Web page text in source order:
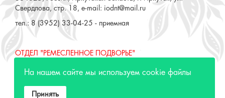
Свердлова, стр. 18, e-mail: iodnt@mail.ru
тел.: 8 (3952) 33-04-25 - приемная
ОТДЕЛ "РЕМЕСЛЕННОЕ ПОДВОРЬЕ"
664025, Россия, Иркутская область, г. Иркутск, ул. 3 июля,
тел.: 8 (3952) 48-71-30
На нашем сайте мы используем cookie файлы
Принять